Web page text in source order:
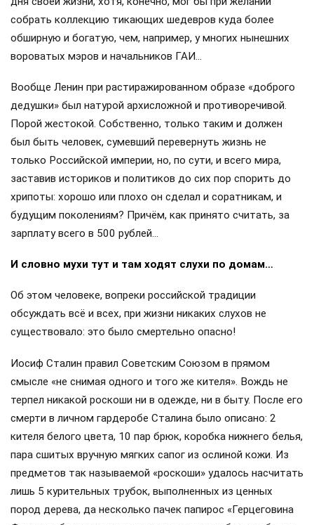
собрать коллекцию тикающих шедевров куда более
обширную и богатую, чем, например, у многих нынешних
вороватых мэров и начальников ГАИ…
Вообще Ленин при растиражированном образе «доброго
дедушки» был натурой архисложной и противоречивой.
Порой жестокой. Собственно, только таким и должен
был быть человек, сумевший перевернуть жизнь не
только Российской империи, но, по сути, и всего мира,
заставив историков и политиков до сих пор спорить до
хрипоты: хорошо или плохо он сделал и соратникам, и
будущим поколениям? Причём, как принято считать, за
зарплату всего в 500 рублей…
И словно мухи тут и там ходят слухи по домам…
Об этом человеке, вопреки российской традиции
обсуждать всё и всех, при жизни никаких слухов не
существовало: это было смертельно опасно!
Иосиф Сталин правил Советским Союзом в прямом
смысле «не снимая одного и того же кителя». Вождь не
терпел никакой роскоши ни в одежде, ни в быту. После его
смерти в личном гардеробе Сталина было описано: 2
кителя белого цвета, 10 пар брюк, коробка нижнего белья,
пара сшитых вручную мягких сапог из ослиной кожи. Из
предметов так называемой «роскоши» удалось насчитать
лишь 5 курительных трубок, выполненных из ценных
пород дерева, да несколько пачек папирос «Герцеговина